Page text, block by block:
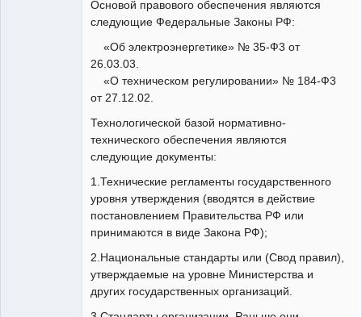
Основой правового обеспечения являются
следующие Федеральные Законы РФ:
«Об электроэнергетике» № 35-Ф3 от
26.03.03.
«О техническом регулировании» № 184-Ф3
от 27.12.02.
Технологической базой нормативно-
технического обеспечения являются
следующие документы:
1.Технические регламенты государственного
уровня утверждения (вводятся в действие
постановлением Правительства РФ или
принимаются в виде Закона РФ);
2.Национальные стандарты или (Свод правил),
утверждаемые на уровне Министерства и
других государственных организаций.